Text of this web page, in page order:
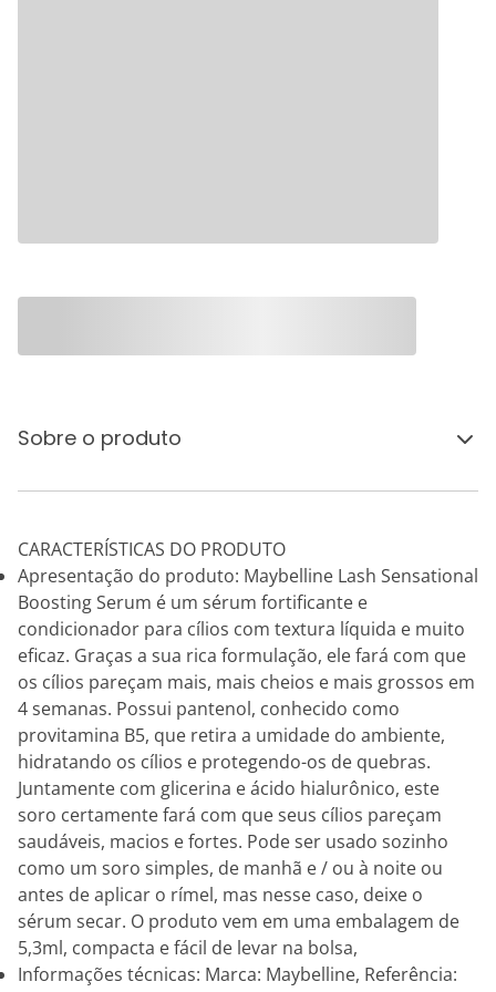
Sobre o produto
CARACTERÍSTICAS DO PRODUTO
Apresentação do produto: Maybelline Lash Sensational
Boosting Serum é um sérum fortificante e
condicionador para cílios com textura líquida e muito
eficaz. Graças a sua rica formulação, ele fará com que
os cílios pareçam mais, mais cheios e mais grossos em
4 semanas. Possui pantenol, conhecido como
provitamina B5, que retira a umidade do ambiente,
hidratando os cílios e protegendo-os de quebras.
Juntamente com glicerina e ácido hialurônico, este
soro certamente fará com que seus cílios pareçam
saudáveis, macios e fortes. Pode ser usado sozinho
como um soro simples, de manhã e / ou à noite ou
antes de aplicar o rímel, mas nesse caso, deixe o
sérum secar. O produto vem em uma embalagem de
5,3ml, compacta e fácil de levar na bolsa,
Informações técnicas: Marca: Maybelline, Referência: